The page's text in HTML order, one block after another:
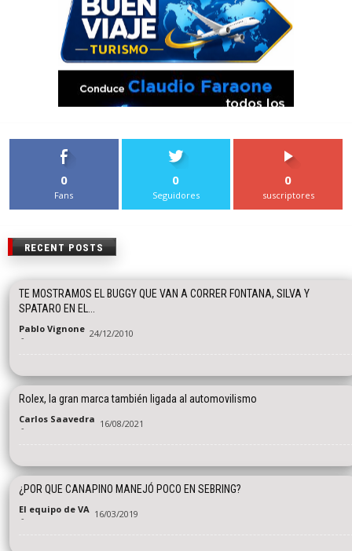
0
Fans
0
Seguidores
0
suscriptores
RECENT POSTS
TE MOSTRAMOS EL BUGGY QUE VAN A CORRER FONTANA, SILVA Y
SPATARO EN EL...
Pablo Vignone
- 24/12/2010
Rolex, la gran marca también ligada al automovilismo
Carlos Saavedra
- 16/08/2021
¿POR QUE CANAPINO MANEJÓ POCO EN SEBRING?
El equipo de VA
- 16/03/2019